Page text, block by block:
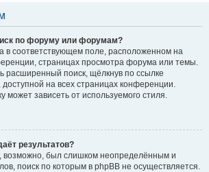
по форуму или форумам?
в соответствующем поле, расположенном на
страницах просмотра форума или темы.
расширенный поиск, щёлкнув по ссылке
на всех страницах конференции.
может зависеть от используемого стиля.
результатов?
возможно, был слишком неопределённым и
поиск по которым в phpBB не осуществляется.